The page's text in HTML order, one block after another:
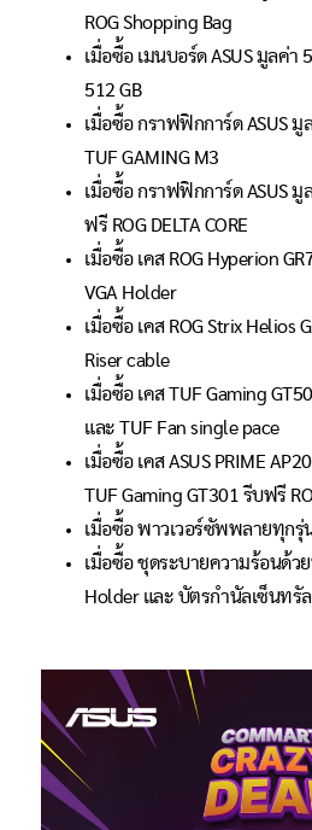
ROG Shopping Bag
เมื่อซื้อ เมนบอร์ด ASUS มูลค่า
512 GB
เมื่อซื้อ กราฟฟิกการ์ด ASUS
TUF GAMING M3
เมื่อซื้อ กราฟฟิกการ์ด ASUS
ฟรี ROG DELTA CORE
เมื่อซื้อ เคส ROG Hyperion
VGA Holder
เมื่อซื้อ เคส ROG Strix Helios
Riser cable
เมื่อซื้อ เคส TUF Gaming
และ TUF Fan single pace
เมื่อซื้อ เคส ASUS PRIME
TUF Gaming GT301 รีบฟรี
เมื่อซื้อ พาวเวอร์ซัพพลายทุกรุ่
เมื่อซื้อ ชุดระบายความร้อนด้ว
Holder และ บัตรกำนัลเซ็นทรั